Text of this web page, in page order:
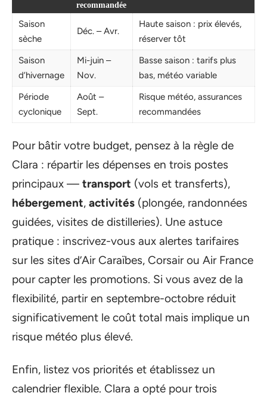
recommandée
Saison
sèche
Déc. – Avr.
Haute saison : prix élevés,
réserver tôt
Saison
d’hivernage
Mi-juin –
Nov.
Basse saison : tarifs plus
bas, météo variable
Période
cyclonique
Août –
Sept.
Risque météo, assurances
recommandées
Pour bâtir votre budget, pensez à la règle de
Clara : répartir les dépenses en trois postes
principaux — transport (vols et transferts),
hébergement, activités (plongée, randonnées
guidées, visites de distilleries). Une astuce
pratique : inscrivez-vous aux alertes tarifaires
sur les sites d’Air Caraïbes, Corsair ou Air France
pour capter les promotions. Si vous avez de la
flexibilité, partir en septembre-octobre réduit
significativement le coût total mais implique un
risque météo plus élevé.
Enfin, listez vos priorités et établissez un
calendrier flexible. Clara a opté pour trois